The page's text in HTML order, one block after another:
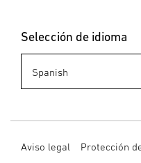
Selección de idioma
Aviso legal Protección